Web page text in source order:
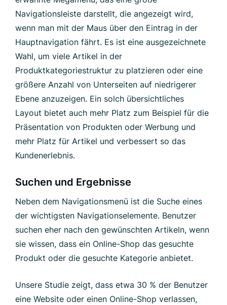
Navigationsleiste darstellt, die angezeigt wird,
wenn man mit der Maus über den Eintrag in der
Hauptnavigation fährt. Es ist eine ausgezeichnete
Wahl, um viele Artikel in der
Produktkategoriestruktur zu platzieren oder eine
größere Anzahl von Unterseiten auf niedrigerer
Ebene anzuzeigen. Ein solch übersichtliches
Layout bietet auch mehr Platz zum Beispiel für die
Präsentation von Produkten oder Werbung und
mehr Platz für Artikel und verbessert so das
Kundenerlebnis.
Suchen und Ergebnisse
Neben dem Navigationsmenü ist die Suche eines
der wichtigsten Navigationselemente. Benutzer
suchen eher nach den gewünschten Artikeln, wenn
sie wissen, dass ein Online-Shop das gesuchte
Produkt oder die gesuchte Kategorie anbietet.
Unsere Studie zeigt, dass etwa 30 % der Benutzer
eine Website oder einen Online-Shop verlassen,